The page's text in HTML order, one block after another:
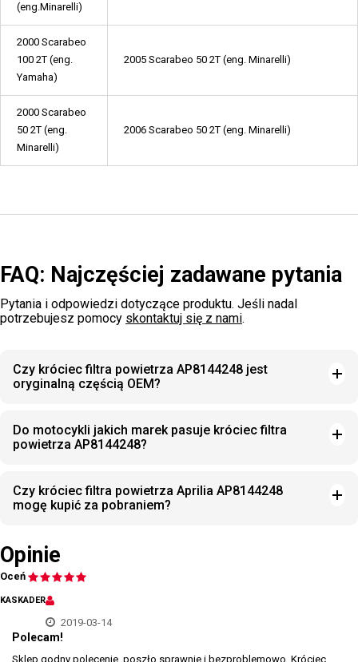
(eng.Minarelli)
2000 Scarabeo
100 2T (eng.
Yamaha)
2005 Scarabeo 50 2T (eng. Minarelli)
2000 Scarabeo
50 2T (eng.
Minarelli)
2006 Scarabeo 50 2T (eng. Minarelli)
FAQ: Najczęściej zadawane pytania
Pytania i odpowiedzi dotyczące produktu. Jeśli nadal
potrzebujesz pomocy skontaktuj się z nami.
Czy króciec filtra powietrza AP8144248 jest
oryginalną częścią OEM?
Do motocykli jakich marek pasuje króciec filtra
powietrza AP8144248?
Czy króciec filtra powietrza Aprilia AP8144248
mogę kupić za pobraniem?
Opinie
Oceń
KASKADER
2019-03-14
Polecam!
Sklep godny polecenie, poszło sprawnie i bezproblemowo. Króciec